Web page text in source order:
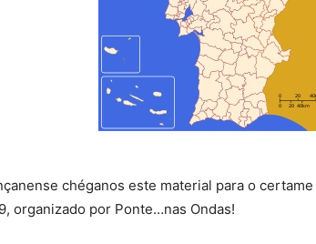
chéganos este material para o
organizado por Ponte…nas Ondas!